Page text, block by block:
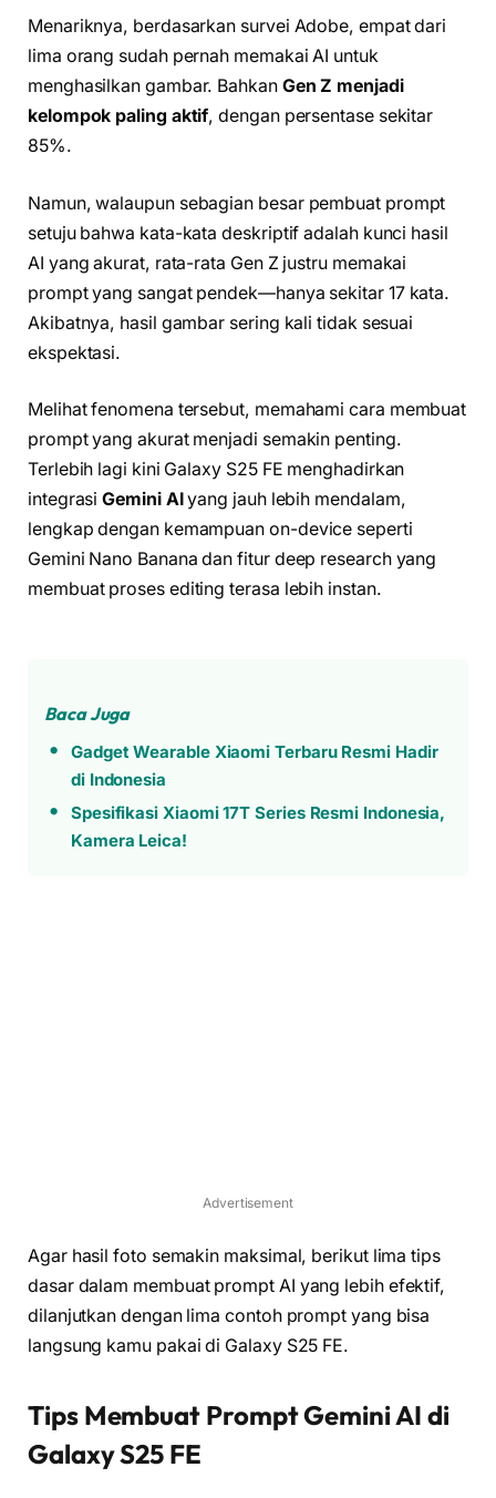
Menariknya, berdasarkan survei Adobe, empat dari
lima orang sudah pernah memakai AI untuk
menghasilkan gambar. Bahkan Gen Z menjadi
kelompok paling aktif, dengan persentase sekitar
85%.
Namun, walaupun sebagian besar pembuat prompt
setuju bahwa kata-kata deskriptif adalah kunci hasil
AI yang akurat, rata-rata Gen Z justru memakai
prompt yang sangat pendek—hanya sekitar 17 kata.
Akibatnya, hasil gambar sering kali tidak sesuai
ekspektasi.
Melihat fenomena tersebut, memahami cara membuat
prompt yang akurat menjadi semakin penting.
Terlebih lagi kini Galaxy S25 FE menghadirkan
integrasiGemini AIyang jauh lebih mendalam,
lengkap dengan kemampuan on-device seperti
Gemini Nano Banana dan fitur deep research yang
membuat proses editing terasa lebih instan.
Baca Juga
Gadget Wearable Xiaomi Terbaru Resmi Hadir
di Indonesia
Spesifikasi Xiaomi 17T Series Resmi Indonesia,
Kamera Leica!
Advertisement
Agar hasil foto semakin maksimal, berikut lima tips
dasar dalam membuat prompt AI yang lebih efektif,
dilanjutkan dengan lima contoh prompt yang bisa
langsung kamu pakai di Galaxy S25 FE.
Tips Membuat Prompt Gemini AI di
Galaxy S25 FE